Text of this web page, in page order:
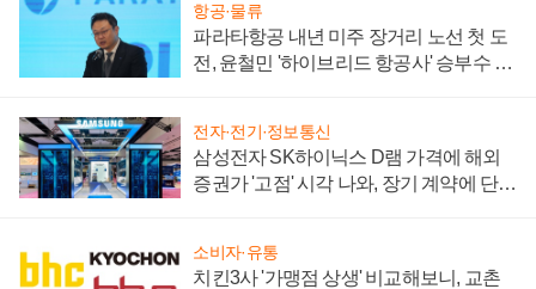
항공·물류
파라타항공 내년 미주 장거리 노선 첫 도
전, 윤철민 '하이브리드 항공사' 승부수 통
전자·전기·정보통신
삼성전자 SK하이닉스 D램 가격에 해외
증권가 '고점' 시각 나와, 장기 계약에 단점
소비자·유통
치킨3사 '가맹점 상생' 비교해보니, 교촌